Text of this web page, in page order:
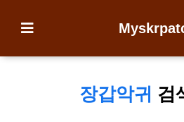
장갑악귀 검